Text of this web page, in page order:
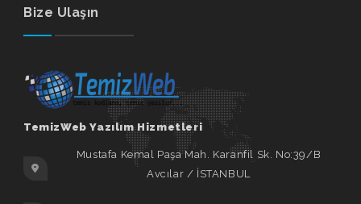
Bize Ulaşın
TemizWeb Yazılım Hizmetleri
Mustafa Kemal Paşa Mah. Karanfil Sk. No:39/B
Avcılar / İSTANBUL